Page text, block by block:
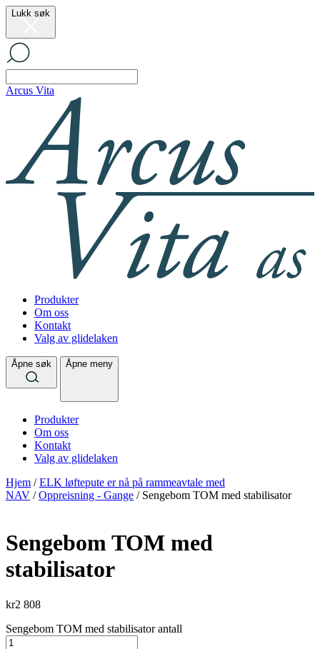
Lukk søk
Arcus Vita
Produkter
Om oss
Kontakt
Valg av glidelaken
Åpne søk Åpne meny
Produkter
Om oss
Kontakt
Valg av glidelaken
Hjem /ELK løftepute er nå på rammeavtale med
NAV /Oppreisning - Gange / Sengebom TOM med stabilisator
Sengebom TOM med
stabilisator
kr2 808
Sengebom TOM med stabilisator antall